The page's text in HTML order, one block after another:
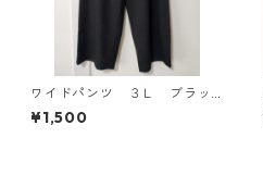
ワイドパンツ ３Ｌ ブラッ
ク KAE-4697
¥1,500